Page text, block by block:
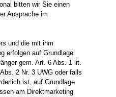
bitten wir Sie einen
Ansprache im
und die mit ihm
erfolgen auf Grundlage
gem. Art. 6 Abs. 1 lit.
2 Nr. 3 UWG oder falls
ist, auf Grundlage
am Direktmarketing